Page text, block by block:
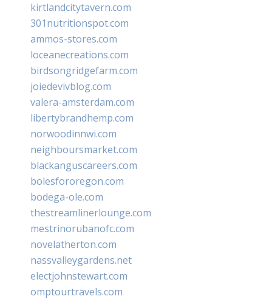
kirtlandcitytavern.com
301nutritionspot.com
ammos-stores.com
loceanecreations.com
birdsongridgefarm.com
joiedevivblog.com
valera-amsterdam.com
libertybrandhemp.com
norwoodinnwi.com
neighboursmarket.com
blackanguscareers.com
bolesfororegon.com
bodega-ole.com
thestreamlinerlounge.com
mestrinorubanofc.com
novelatherton.com
nassvalleygardens.net
electjohnstewart.com
omptourtravels.com